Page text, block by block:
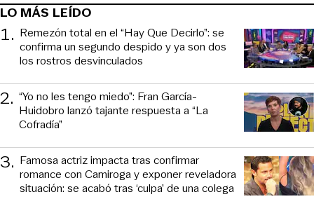
LO MÁS LEÍDO
1. Remezón total en el “Hay Que Decirlo”: se
confirma un segundo despido y ya son dos
los rostros desvinculados
2. “Yo no les tengo miedo”: Fran García-
Huidobro lanzó tajante respuesta a “La
Cofradía”
3. Famosa actriz impacta tras confirmar
romance con Camiroga y exponer reveladora
situación: se acabó tras ‘culpa’ de una colega